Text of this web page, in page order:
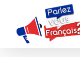
contenu